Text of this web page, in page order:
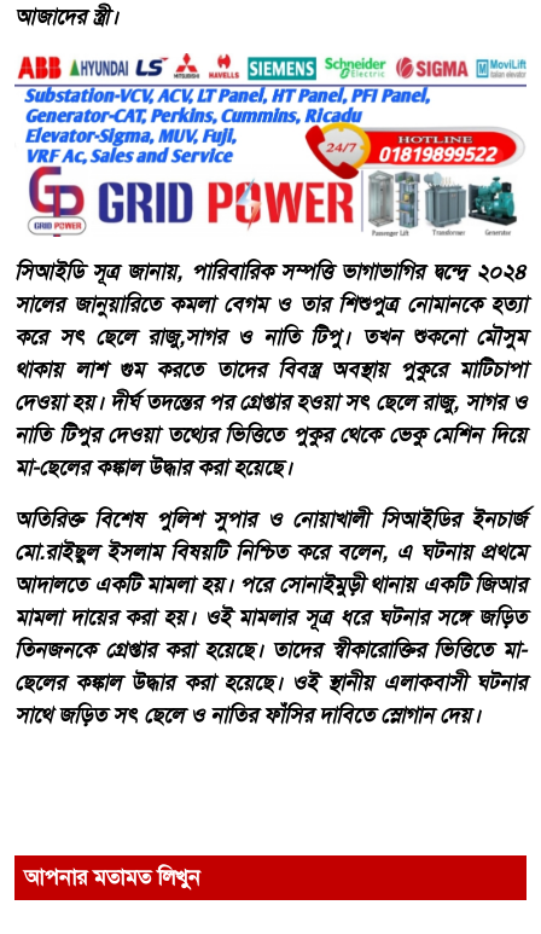
আজাদের স্ত্রী।
সিআইডি সূত্র জানায়, পারিবারিক সম্পত্তি ভাগাভাগির দ্বন্দ্বে ২০২৪
সালের জানুয়ারিতে কমলা বেগম ও তার শিশুপুত্র নোমানকে হত্যা
করে সৎ ছেলে রাজু,সাগর ও নাতি টিপু। তখন শুকনো মৌসুম
থাকায় লাশ গুম করতে তাদের বিবস্ত্র অবস্থায় পুকুরে মাটিচাপা
দেওয়া হয়। দীর্ঘ তদন্তের পর গ্রেপ্তার হওয়া সৎ ছেলে রাজু, সাগর ও
নাতি টিপুর দেওয়া তথ্যের ভিত্তিতে পুকুর থেকে ভেকু মেশিন দিয়ে
মা-ছেলের কঙ্কাল উদ্ধার করা হয়েছে।
অতিরিক্ত বিশেষ পুলিশ সুপার ও নোয়াখালী সিআইডির ইনচার্জ
মো.রাইছুল ইসলাম বিষয়টি নিশ্চিত করে বলেন, এ ঘটনায় প্রথমে
আদালতে একটি মামলা হয়। পরে সোনাইমুড়ী থানায় একটি জিআর
মামলা দায়ের করা হয়। ওই মামলার সূত্র ধরে ঘটনার সঙ্গে জড়িত
তিনজনকে গ্রেপ্তার করা হয়েছে। তাদের স্বীকারোক্তির ভিত্তিতে মা-
ছেলের কঙ্কাল উদ্ধার করা হয়েছে। ওই স্থানীয় এলাকবাসী ঘটনার
সাথে জড়িত সৎ ছেলে ও নাতির ফাঁসির দাবিতে স্লোগান দেয়।
আপনার মতামত লিখুন